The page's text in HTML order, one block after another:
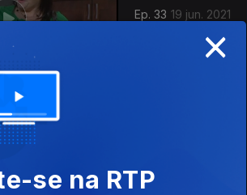
Ep. 33 19 jun. 2021
×
se na RTP